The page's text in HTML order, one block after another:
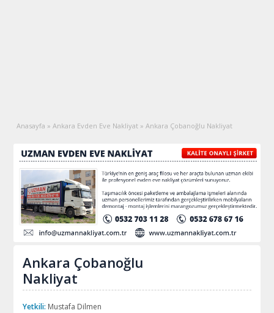
Anasayfa » Ankara Evden Eve Nakliyat » Ankara Çobanoğlu Nakliyat
Ankara Çobanoğlu
Nakliyat
Yetkili: Mustafa Dilmen